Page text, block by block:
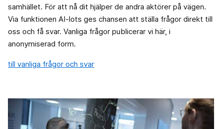
samhället. För att nå dit hjälper de andra aktörer på vägen.
Via funktionen AI-lots ges chansen att ställa frågor direkt till
oss och få svar. Vanliga frågor publicerar vi här, i
anonymiserad form.
till vanliga frågor och svar